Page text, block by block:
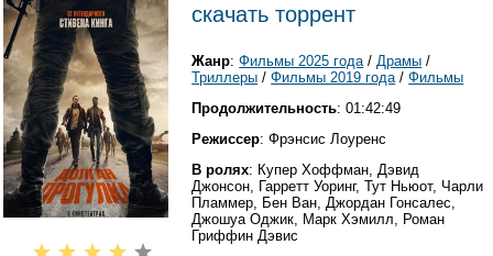
скачать торрент
Жанр:Фильмы 2025 года/Драмы /
Триллеры /Фильмы 2019 года/Фильмы
Продолжительность: 01:42:49
Режиссер: Фрэнсис Лоуренс
В ролях: Купер Хоффман, Дэвид
Джонсон, Гарретт Уоринг, Тут Ньюот, Чарли
Пламмер, Бен Ван, Джордан Гонсалес,
Джошуа Оджик, Марк Хэмилл, Роман
Гриффин Дэвис